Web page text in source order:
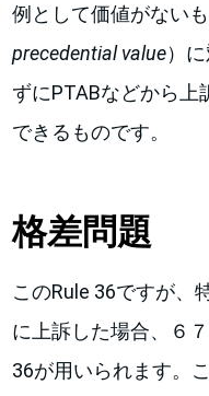
例として価値がない
precedential value）
ずにPTABなどから上
できるものです。
格差問題
このRule 36ですが、
に上訴した場合、６
36が用いられます。